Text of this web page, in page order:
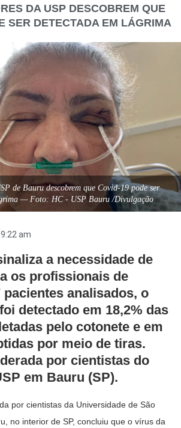
DA USP DESCOBREM QUE
SER DETECTADA EM LÁGRIMA
de Bauru descobrem que Covid-19 pode ser
— Foto: HC - USP Bauru /Divulgação
9:22 am
a necessidade de
os profissionais de
pacientes analisados, o
detectado em 18,2% das
pelo cotonete e em
por meio de tiras.
por cientistas do
em Bauru (SP).
por cientistas da Universidade de São
no interior de SP, concluiu que o vírus da